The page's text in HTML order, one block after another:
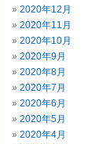
2020年12月
2020年11月
2020年10月
2020年9月
2020年8月
2020年7月
2020年6月
2020年5月
2020年4月